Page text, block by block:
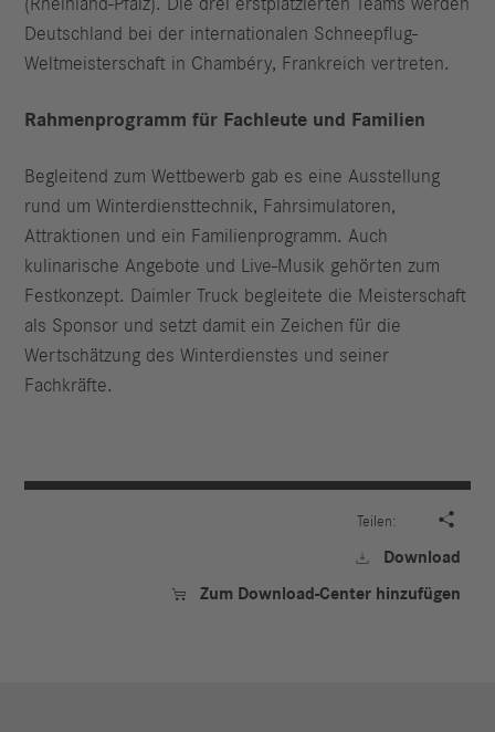
(Rheinland-Pfalz). Die drei erstplatzierten Teams werden
Deutschland bei der internationalen Schneepflug-
Weltmeisterschaft in Chambéry, Frankreich vertreten.
Rahmenprogramm für Fachleute und Familien
Begleitend zum Wettbewerb gab es eine Ausstellung
rund um Winterdiensttechnik, Fahrsimulatoren,
Attraktionen und ein Familienprogramm. Auch
kulinarische Angebote und Live-Musik gehörten zum
Festkonzept. Daimler Truck begleitete die Meisterschaft
als Sponsor und setzt damit ein Zeichen für die
Wertschätzung des Winterdienstes und seiner
Fachkräfte.
Teilen: 
 Download
 Zum Download-Center hinzufügen